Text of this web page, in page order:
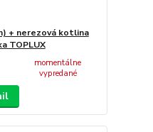
+ nerezová kotlina
TOPLUX
momentálne
vypredané